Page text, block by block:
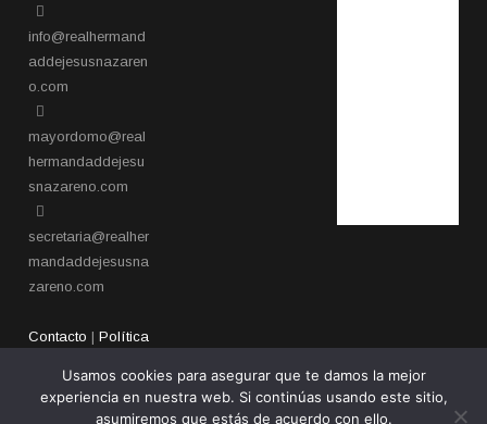
info@realhermand
addejesusnazaren
o.com
mayordomo@real
hermandaddejesu
snazareno.com
secretaria@realher
mandaddejesusna
zareno.com
Contacto |Política
Usamos cookies para asegurar que te damos la mejor
experiencia en nuestra web. Si continúas usando este sitio,
asumiremos que estás de acuerdo con ello.